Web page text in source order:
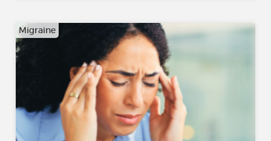
Migraine